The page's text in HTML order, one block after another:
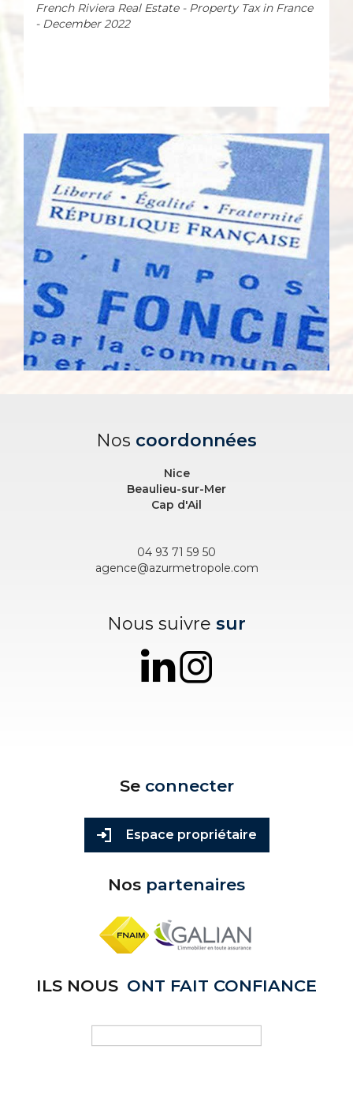
French Riviera Real Estate - Property Tax in France
- December 2022
Nos coordonnées
Nice
Beaulieu-sur-Mer
Cap d'Ail
04 93 71 59 50
agence@azurmetropole.com
Nous suivre sur
Se connecter
Espace propriétaire
Nos partenaires
ILS NOUS ONT FAIT CONFIANCE